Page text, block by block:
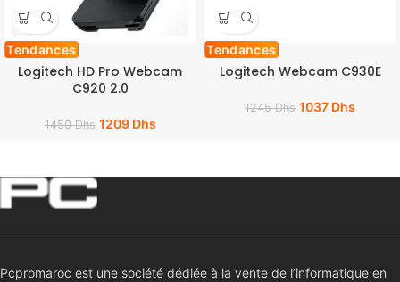
Tendances
Logitech HD Pro Webcam
C920 2.0
1450Dhs 1209 Dhs
Tendances
Logitech Webcam C930E
1245Dhs 1037 Dhs
Pcpromaroc est une société dédiée à la vente de l’informatique en